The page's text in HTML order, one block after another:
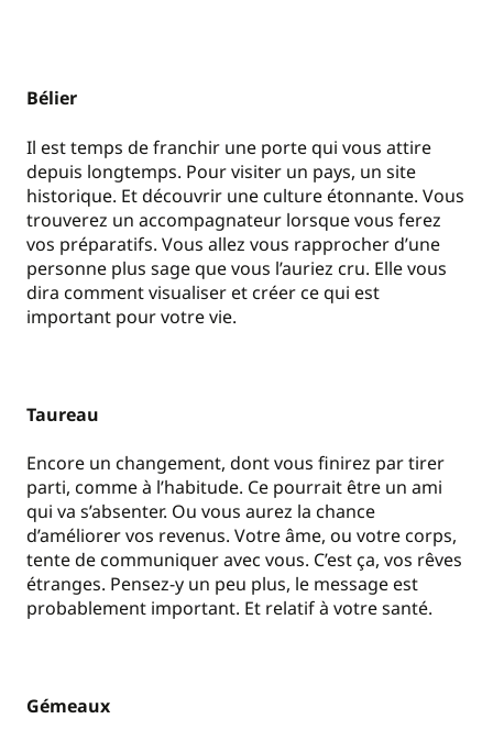
Bélier
Il est temps de franchir une porte qui vous attire
depuis longtemps. Pour visiter un pays, un site
historique. Et découvrir une culture étonnante. Vous
trouverez un accompagnateur lorsque vous ferez
vos préparatifs. Vous allez vous rapprocher d’une
personne plus sage que vous l’auriez cru. Elle vous
dira comment visualiser et créer ce qui est
important pour votre vie.
Taureau
Encore un changement, dont vous finirez par tirer
parti, comme à l’habitude. Ce pourrait être un ami
qui va s’absenter. Ou vous aurez la chance
d’améliorer vos revenus. Votre âme, ou votre corps,
tente de communiquer avec vous. C’est ça, vos rêves
étranges. Pensez-y un peu plus, le message est
probablement important. Et relatif à votre santé.
Gémeaux